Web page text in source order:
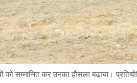
को सम्मानित कर उनका हौसला बढ़ाया।